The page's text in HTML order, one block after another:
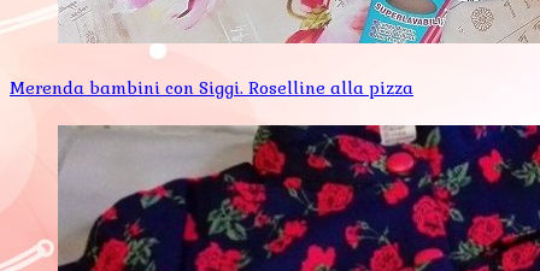
Merenda bambini con Siggi. Roselline alla pizza